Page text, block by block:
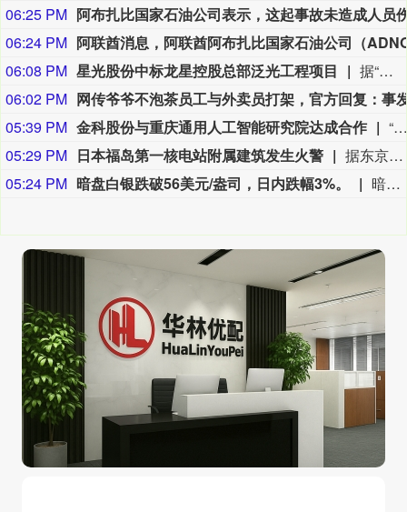
06:25 PM
06:24 PM
06:08 PM 星光股份中标龙星控股总部泛光工程项目
据“星光股份”公众号消息，近日，星光股份成功中标龙星控股总部泛光工程项目。
06:02 PM
05:39 PM 金科股份与重庆通用人工智能研究院达成合作
“金科股份”公众号消息，2026年8月，金科地产集团股份有限公司（简称“金科股份”）与重庆通用人工智能研究院在重庆正式签署全方位合作协议。双方将依托通用人工智能前沿技术，落地不动产全场景智慧解决方案，合力打造重庆“人工智能+不动产”产业标杆项目。
05:29 PM 日本福岛第一核电站附属建筑发生火警
据东京电力公司消息，当地时间8日15时35分左右，日本福岛第一核电站5号、6号机组服务建筑3、4层的火灾报警器发生启动。东京电力公司于当天16时01分向双叶消防本部报警。随后，消防部门赶赴现场确认，但未发现明火或冒烟。事件对核电站厂区设备没有造成影响，监测点以及厂区边界的尘埃监测仪等所测得的放射线量也未发现异常。（央视新闻）
05:24 PM 暗盘白银跌破56美元/盎司，日内跌幅3%。 暗盘白银跌破56美元/盎司，日内跌幅3%。